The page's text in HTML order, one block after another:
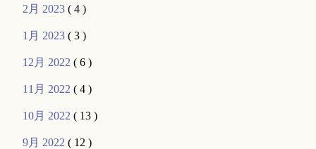
2月 2023( 4 )
1月 2023( 3 )
12月 2022( 6 )
11月 2022( 4 )
10月 2022( 13 )
9月 2022( 12 )